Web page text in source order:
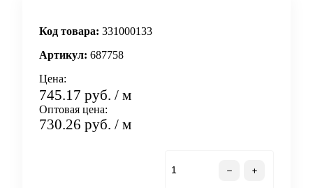
Код товара: 331000133
Артикул: 687758
Цена:
745.17 руб. / м
Оптовая цена:
730.26 руб. / м